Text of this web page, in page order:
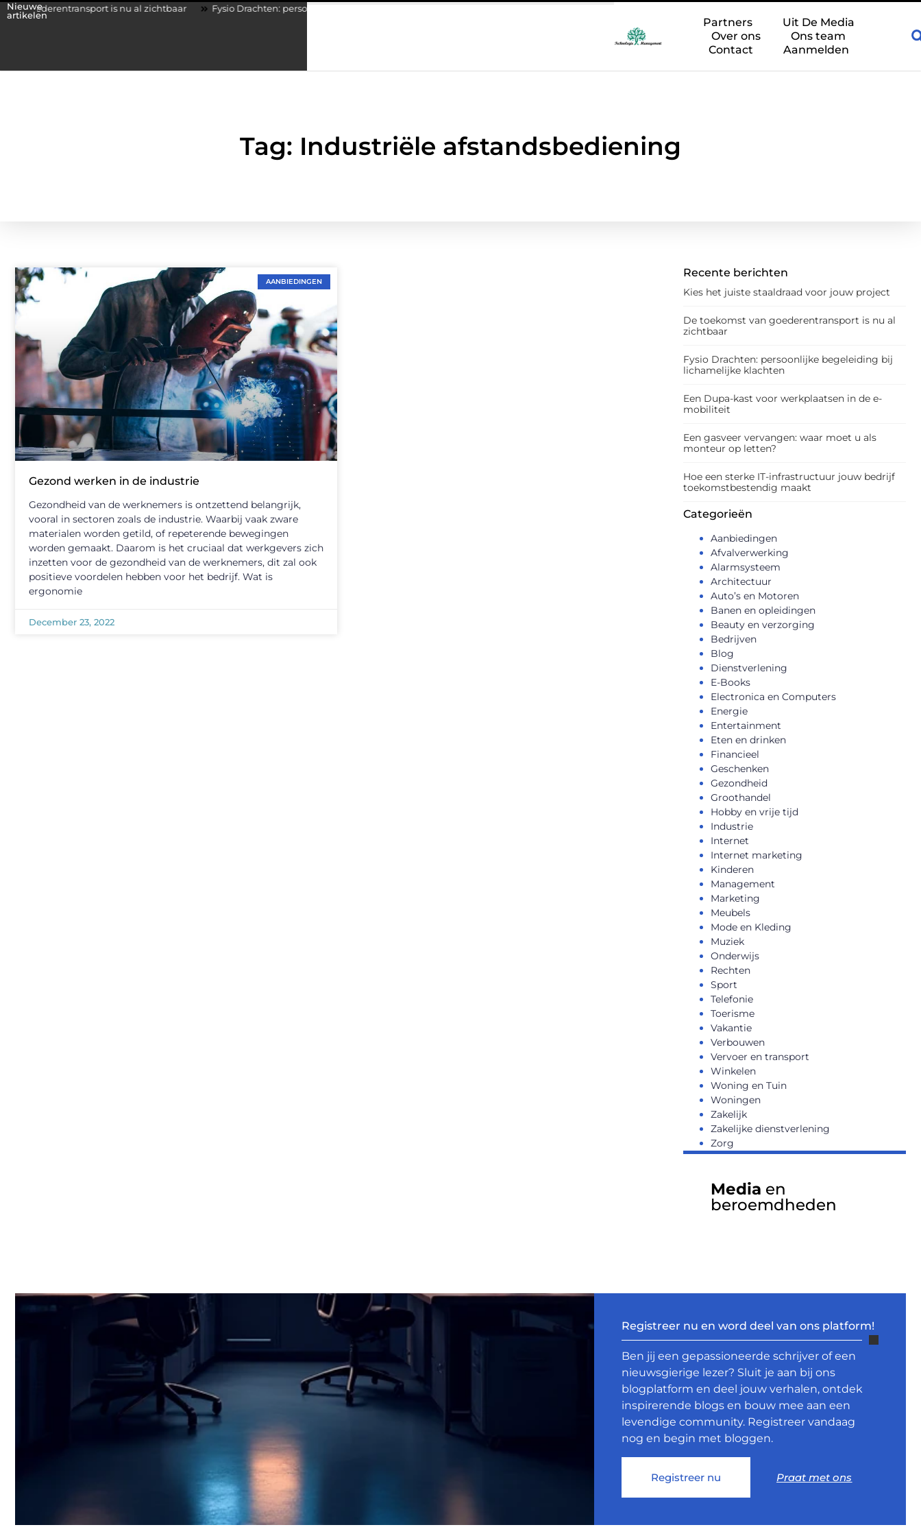
Nieuwe
artikelen
is nu al zichtbaar Fysio Drachten: persoonlijke begeleiding bij lichamelijke klachten
Partners
Uit De Media
Over ons
Ons team
Contact
Aanmelden
Tag: Industriële afstandsbediening
Recente berichten
Kies het juiste staaldraad voor jouw project
De toekomst van goederentransport is nu al
zichtbaar
Fysio Drachten: persoonlijke begeleiding bij
lichamelijke klachten
Een Dupa-kast voor werkplaatsen in de e-
mobiliteit
Een gasveer vervangen: waar moet u als
monteur op letten?
Hoe een sterke IT-infrastructuur jouw bedrijf
toekomstbestendig maakt
Categorieën
Aanbiedingen
Afvalverwerking
Alarmsysteem
Architectuur
Auto’s en Motoren
Banen en opleidingen
Beauty en verzorging
Bedrijven
Blog
Dienstverlening
E-Books
Electronica en Computers
Energie
Entertainment
Eten en drinken
Financieel
Geschenken
Gezondheid
Groothandel
Hobby en vrije tijd
Industrie
Internet
Internet marketing
Kinderen
Management
Marketing
Meubels
Mode en Kleding
Muziek
Onderwijs
Rechten
Sport
Telefonie
Toerisme
Vakantie
Verbouwen
Vervoer en transport
Winkelen
Woning en Tuin
Woningen
Zakelijk
Zakelijke dienstverlening
Zorg
Media en
beroemdheden
AANBIEDINGEN
Gezond werken in de industrie
Gezondheid van de werknemers is ontzettend belangrijk,
vooral in sectoren zoals de industrie. Waarbij vaak zware
materialen worden getild, of repeterende bewegingen
worden gemaakt. Daarom is het cruciaal dat werkgevers zich
inzetten voor de gezondheid van de werknemers, dit zal ook
positieve voordelen hebben voor het bedrijf. Wat is
ergonomie
December 23, 2022
Registreer nu en word deel van ons platform!
Ben jij een gepassioneerde schrijver of een
nieuwsgierige lezer? Sluit je aan bij ons
blogplatform en deel jouw verhalen, ontdek
inspirerende blogs en bouw mee aan een
levendige community. Registreer vandaag
nog en begin met bloggen.
Registreer nu Praat met ons